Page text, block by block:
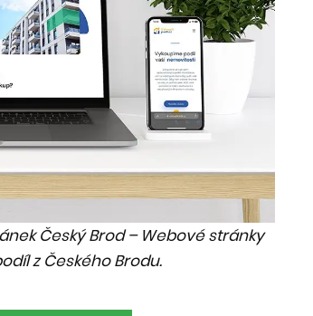
Český Brod – Webové stránky
z Českého Brodu.